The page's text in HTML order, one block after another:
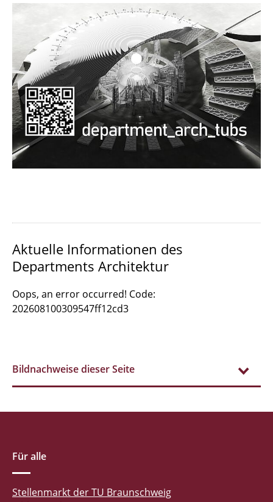
Alumni | cloud club
Dokumente und Downloads
Aktuelle Informationen des
Departments Architektur
Oops, an error occurred! Code:
202608100309547ff12cd3
Bildnachweise dieser Seite
Für alle
Stellenmarkt der TU Braunschweig